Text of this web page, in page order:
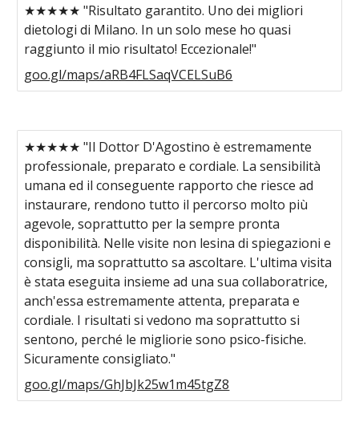
★★★★★ "Risultato garantito. Uno dei migliori
dietologi di Milano. In un solo mese ho quasi
raggiunto il mio risultato! Eccezionale!"
goo.gl/maps/aRB4FLSaqVCELSuB6
★★★★★ "Il Dottor D'Agostino è estremamente
professionale, preparato e cordiale. La sensibilità
umana ed il conseguente rapporto che riesce ad
instaurare, rendono tutto il percorso molto più
agevole, soprattutto per la sempre pronta
disponibilità. Nelle visite non lesina di spiegazioni e
consigli, ma soprattutto sa ascoltare. L'ultima visita
è stata eseguita insieme ad una sua collaboratrice,
anch'essa estremamente attenta, preparata e
cordiale. I risultati si vedono ma soprattutto si
sentono, perché le migliorie sono psico-fisiche.
Sicuramente consigliato."
goo.gl/maps/GhJbJk25w1m45tgZ8